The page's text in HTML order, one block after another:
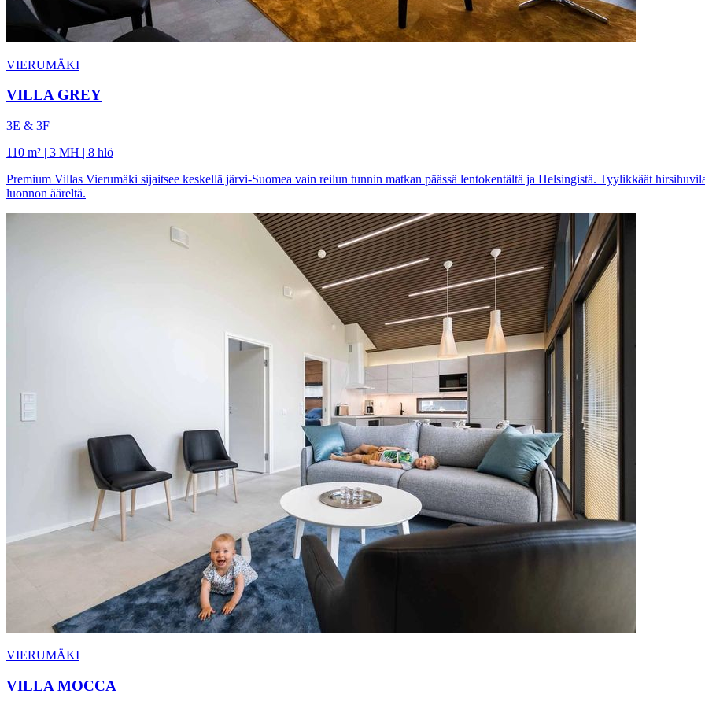
VIERUMÄKI
VILLA GREY
3E & 3F
110 m² | 3 MH | 8 hlö
Premium Villas Vierumäki sijaitsee keskellä järvi-Suomea vain reilun tunnin matkan päässä lentokentältä ja Helsingistä. Tyylikkäät
luonnon ääreltä.
VIERUMÄKI
VILLA MOCCA